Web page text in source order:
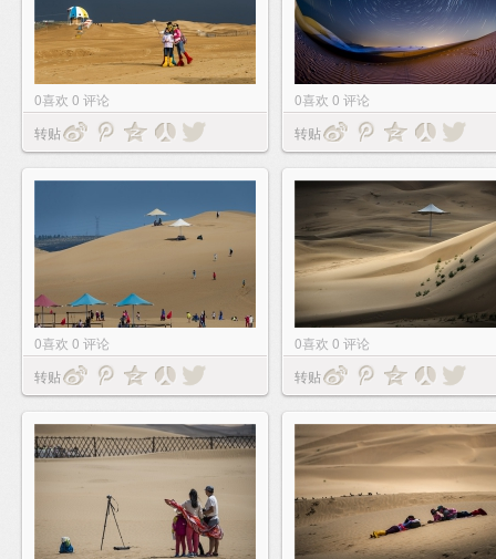
0喜欢 0 评论
转贴
0喜欢 0 评论
转贴
0喜欢 0 评论
转贴
0喜欢 0 评论
转贴